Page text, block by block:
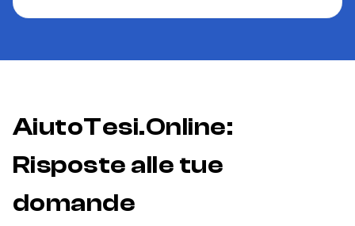
AiutoTesi.Online:
Risposte alle tue
domande